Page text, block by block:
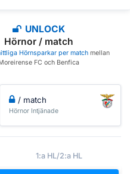
UNLOCK
Hörnor / match
Hörnsparkar per match mellan
FC och Benfica
/ match
Hörnor Intjänade
1:a HL/2:a HL